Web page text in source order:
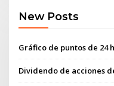
New Posts
Gráfico de puntos de 24
Dividendo de acciones